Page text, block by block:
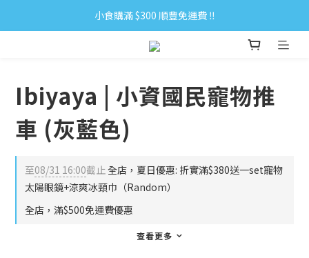
小食購滿 $300 順豐免運費 ‼
小食購滿 $300 順豐免運費 ‼
全單購滿 $500 免運費 ♥︎ 會員積分回贈 $1＝1Pt.
Ibiyaya | 小資國民寵物推
車 (灰藍色)
至08/31 16:00截止全店，夏日優惠: 折實滿$380送一set寵物
太陽眼鏡+涼爽冰頸巾（Random）
全店，滿$500免運費優惠
查看更多